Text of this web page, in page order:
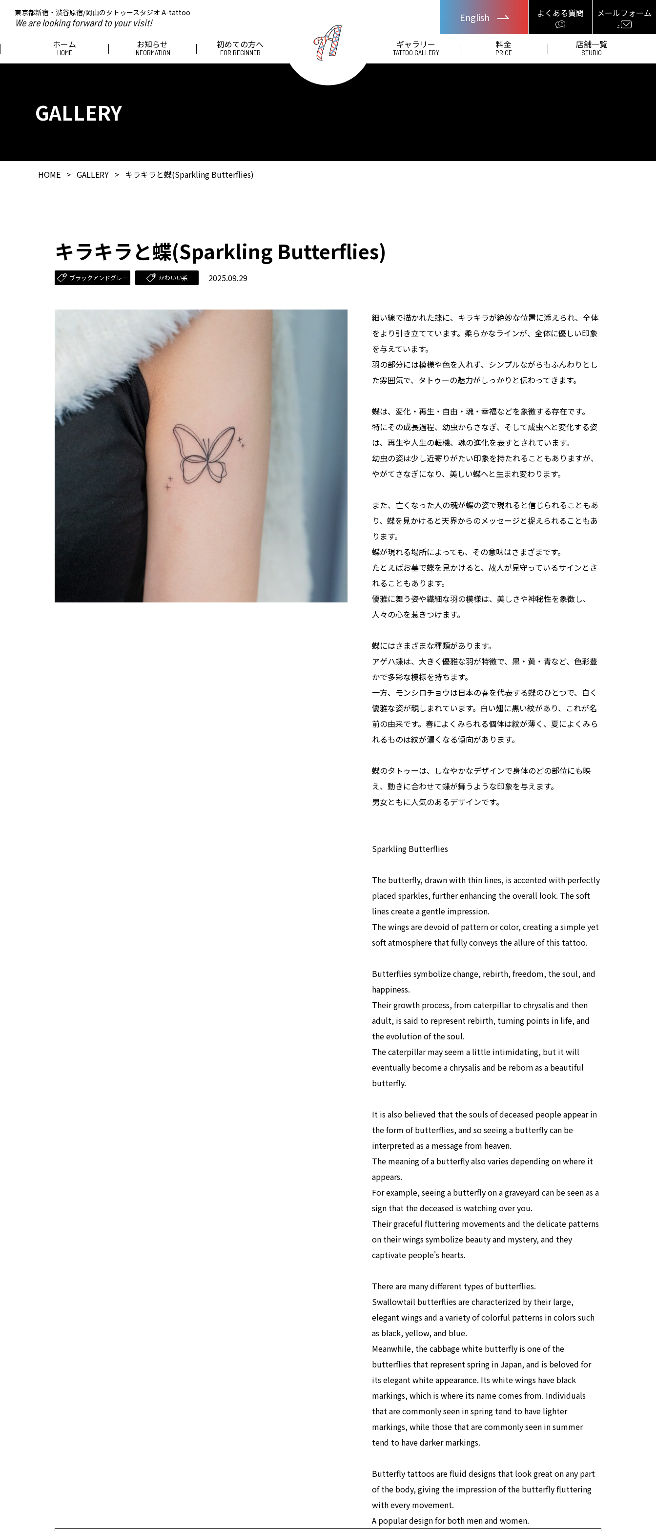
東京都新宿・渋谷原宿/岡山のタトゥースタジオ A-tattoo
We are looking forward to your visit! English よくある質問 メールフォーム
ホーム
HOME
お知らせ
INFORMATION
初めての方へ
FOR BEGINNER
ギャラリー
TATTOO GALLERY
料金
PRICE
店舗一覧
STUDIO
GALLERY
HOME > GALLERY > キラキラと蝶(Sparkling Butterflies)
キラキラと蝶(Sparkling Butterflies)
ブラックアンドグレー かわいい系 2025.09.29
細い線で描かれた蝶に、キラキラが絶妙な位置に添えられ、全体
をより引き立てています。柔らかなラインが、全体に優しい印象
を与えています。
羽の部分には模様や色を入れず、シンプルながらもふんわりとし
た雰囲気で、タトゥーの魅力がしっかりと伝わってきます。
蝶は、変化・再生・自由・魂・幸福などを象徴する存在です。
特にその成長過程、幼虫からさなぎ、そして成虫へと変化する姿
は、再生や人生の転機、魂の進化を表すとされています。
幼虫の姿は少し近寄りがたい印象を持たれることもありますが、
やがてさなぎになり、美しい蝶へと生まれ変わります。
また、亡くなった人の魂が蝶の姿で現れると信じられることもあ
り、蝶を見かけると天界からのメッセージと捉えられることもあ
ります。
蝶が現れる場所によっても、その意味はさまざまです。
たとえばお墓で蝶を見かけると、故人が見守っているサインとさ
れることもあります。
優雅に舞う姿や繊細な羽の模様は、美しさや神秘性を象徴し、
人々の心を惹きつけます。
蝶にはさまざまな種類があります。
アゲハ蝶は、大きく優雅な羽が特徴で、黒・黄・青など、色彩豊
かで多彩な模様を持ちます。
一方、モンシロチョウは日本の春を代表する蝶のひとつで、白く
優雅な姿が親しまれています。白い翅に黒い紋があり、これが名
前の由来です。春によくみられる個体は紋が薄く、夏によくみら
れるものは紋が濃くなる傾向があります。
蝶のタトゥーは、しなやかなデザインで身体のどの部位にも映
え、動きに合わせて蝶が舞うような印象を与えます。
男女ともに人気のあるデザインです。
Sparkling Butterflies
The butterfly, drawn with thin lines, is accented with perfectly
placed sparkles, further enhancing the overall look. The soft
lines create a gentle impression.
The wings are devoid of pattern or color, creating a simple yet
soft atmosphere that fully conveys the allure of this tattoo.
Butterflies symbolize change, rebirth, freedom, the soul, and
happiness.
Their growth process, from caterpillar to chrysalis and then
adult, is said to represent rebirth, turning points in life, and
the evolution of the soul.
The caterpillar may seem a little intimidating, but it will
eventually become a chrysalis and be reborn as a beautiful
butterfly.
It is also believed that the souls of deceased people appear in
the form of butterflies, and so seeing a butterfly can be
interpreted as a message from heaven.
The meaning of a butterfly also varies depending on where it
appears.
For example, seeing a butterfly on a graveyard can be seen as a
sign that the deceased is watching over you.
Their graceful fluttering movements and the delicate patterns
on their wings symbolize beauty and mystery, and they
captivate people's hearts.
There are many different types of butterflies.
Swallowtail butterflies are characterized by their large,
elegant wings and a variety of colorful patterns in colors such
as black, yellow, and blue.
Meanwhile, the cabbage white butterfly is one of the
butterflies that represent spring in Japan, and is beloved for
its elegant white appearance. Its white wings have black
markings, which is where its name comes from. Individuals
that are commonly seen in spring tend to have lighter
markings, while those that are commonly seen in summer
tend to have darker markings.
Butterfly tattoos are fluid designs that look great on any part
of the body, giving the impression of the butterfly fluttering
with every movement.
A popular design for both men and women.